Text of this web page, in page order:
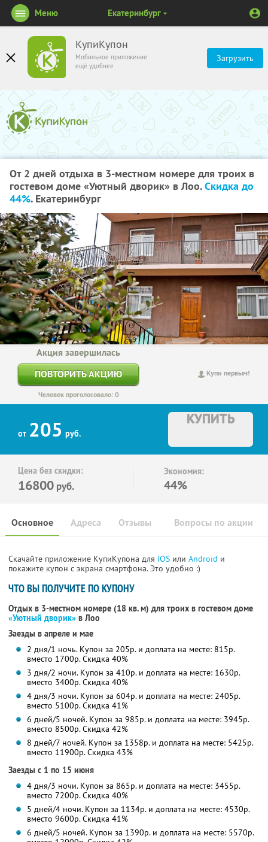
КупиКупон
Мобильное приложение
ещё удобнее
Загрузить
Меню Екатеринбург
От 2 дней отдыха в 3-местном номере для троих в
гостевом доме «Уютный дворик» в Лоо.Скидка до
44%. Екатеринбург
Купи первым!
Акция завершилась
ПОВТОРИТЬ АКЦИЮ
Человек проголосовало: 0
от 205 руб.
КУПИТЬ
Цена без скидки:
16800 руб.
Экономия:
44%
Основное Отзывы Вопросы по акции
Адреса
Скачайте приложение КупиКупона для IOS или Android и
покажите купон с экрана смартфона. Это удобно :)
ЧТО ВЫ ПОЛУЧИТЕ ПО КУПОНУ
Отдых в 3-местном номере (18 кв. м) для троих в гостевом доме
«Уютный дворик» в Лоо
Заезды в апреле и мае
2 дня/1 ночь. Купон за 205р. и доплата на месте: 815р.
вместо 1700р.Скидка 40%
3 дня/2 ночи. Купон за 410р. и доплата на месте: 1630р.
вместо 3400р.Скидка 40%
4 дня/3 ночи. Купон за 604р. и доплата на месте: 2405р.
вместо 5100р.Скидка 41%
6 дней/5 ночей. Купон за 985р. и доплата на месте: 3945р.
вместо 8500р.Скидка 42%
8 дней/7 ночей. Купон за 1358р. и доплата на месте: 5425р.
вместо 11900р.Скидка 43%
Заезды с 1 по 15 июня
4 дня/3 ночи. Купон за 865р. и доплата на месте: 3455р.
вместо 7200р.Скидка 40%
5 дней/4 ночи. Купон за 1134р. и доплата на месте: 4530р.
вместо 9600р.Скидка 41%
6 дней/5 ночей. Купон за 1390р. и доплата на месте: 5570р.